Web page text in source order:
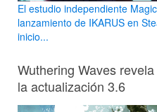
El estudio independiente
lanzamiento de IKARUS en
inicio...
Wuthering Waves
la actualización 3.6